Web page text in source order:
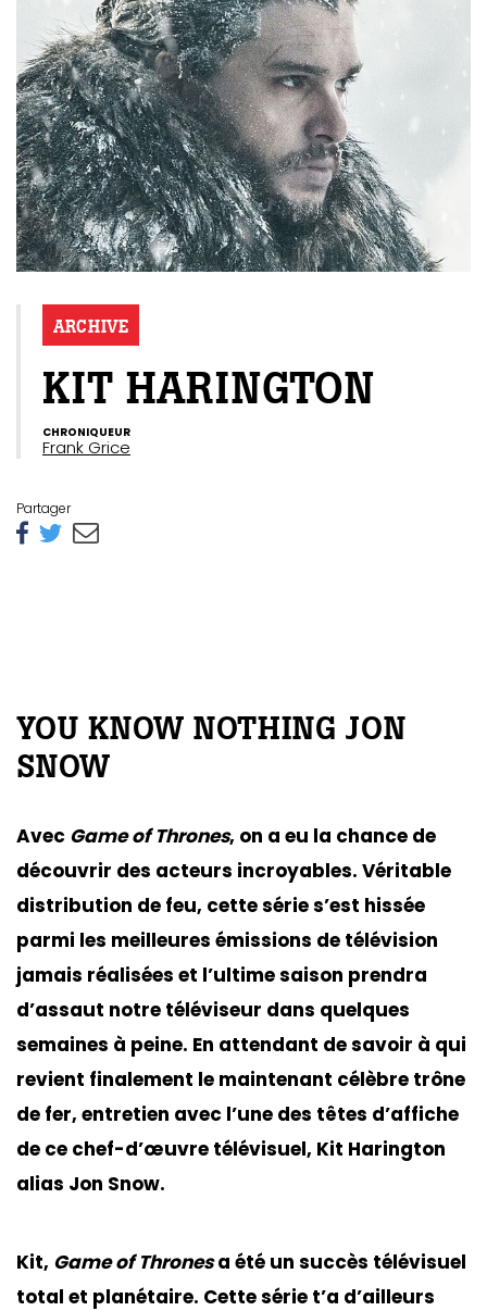
ARCHIVE
KIT HARINGTON
CHRONIQUEUR
Frank Grice
Partager
YOU KNOW NOTHING JON
SNOW
Avec Game of Thrones, on a eu la chance de
découvrir des acteurs incroyables. Véritable
distribution de feu, cette série s’est hissée
parmi les meilleures émissions de télévision
jamais réalisées et l’ultime saison prendra
d’assaut notre téléviseur dans quelques
semaines à peine. En attendant de savoir à qui
revient finalement le maintenant célèbre trône
de fer, entretien avec l’une des têtes d’affiche
de ce chef-d’œuvre télévisuel, Kit Harington
alias Jon Snow.
Kit, Game of Thronesa été un succès télévisuel
total et planétaire. Cette série t’a d’ailleurs